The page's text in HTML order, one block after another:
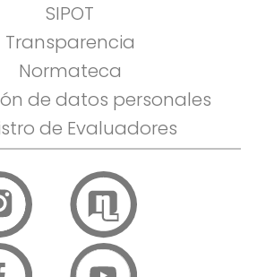
SIPOT
Transparencia
Normateca
de datos personales
de Evaluadores